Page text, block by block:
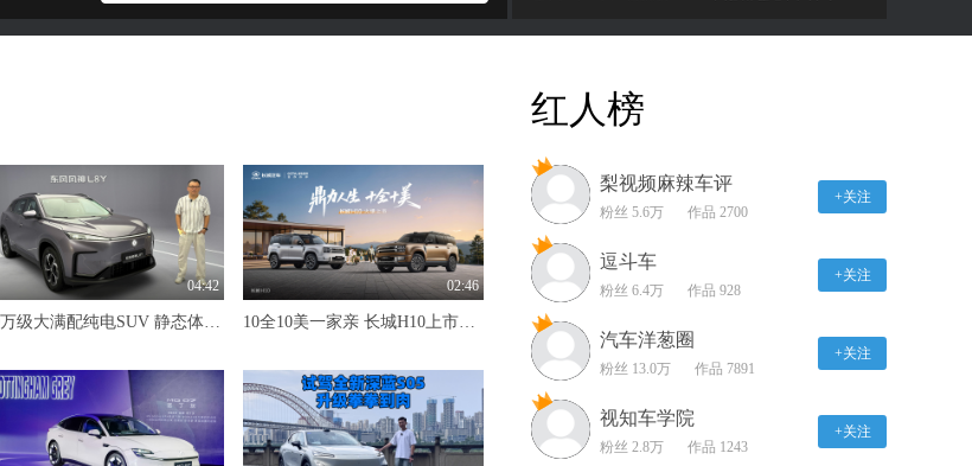
08:22
上汽大众ID.3 城市早高峰
极限挑战
04:26
抢先体验蔚来ES6 全方位
看ID.6 X兄弟团自驾游舒
适度大比拼
04:42
10万级大满配纯电SUV 静态体验东风风神L8Y
02:46
10全10美一家亲 长城H10上市限时20.18万元起
红人榜
梨视频麻辣车评
粉丝 5.6万 作品 2700
+关注
逗斗车
粉丝 6.4万 作品 928
+关注
汽车洋葱圈
粉丝 13.0万 作品 7891
+关注
视知车学院
粉丝 2.8万 作品 1243
+关注